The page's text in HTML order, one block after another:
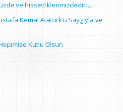
ve hissettiklerimizdedir…
Kemal Atatürk’ü Saygıyla ve
Kutlu Olsun